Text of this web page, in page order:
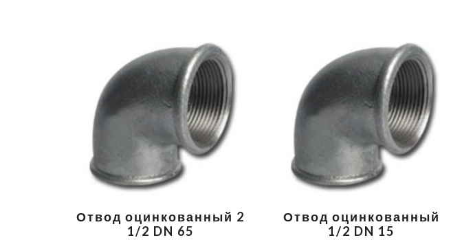
Отвод оцинкованный 2
1/2 DN 65
Отвод оцинкованный
1/2 DN 15